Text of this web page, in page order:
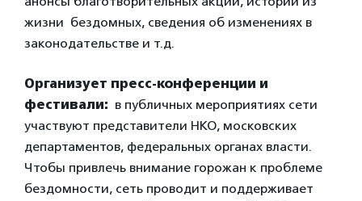
жизни бездомных, сведения об изменениях в
законодательстве и т.д.
Организует пресс-конференции и
фестивали: в публичных мероприятиях сети
участвуют представители НКО, московских
департаментов, федеральных органах власти.
Чтобы привлечь внимание горожан к проблеме
бездомности, сеть проводит и поддерживает